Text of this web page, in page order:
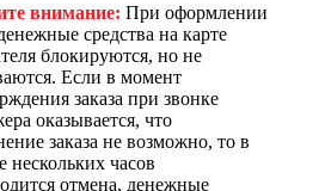
внимание: При оформлении
средства на карте
блокируются, но не
Если в момент
заказа при звонке
оказывается, что
заказа не возможно, то в
нескольких часов
отмена, денежные